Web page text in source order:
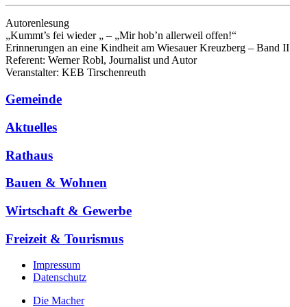
Autorenlesung
„Kummt’s fei wieder „ – „Mir hob’n allerweil offen!“
Erinnerungen an eine Kindheit am Wiesauer Kreuzberg – Band II
Referent: Werner Robl, Journalist und Autor
Veranstalter: KEB Tirschenreuth
Gemeinde
Aktuelles
Rathaus
Bauen & Wohnen
Wirtschaft & Gewerbe
Freizeit & Tourismus
Impressum
Datenschutz
Die Macher